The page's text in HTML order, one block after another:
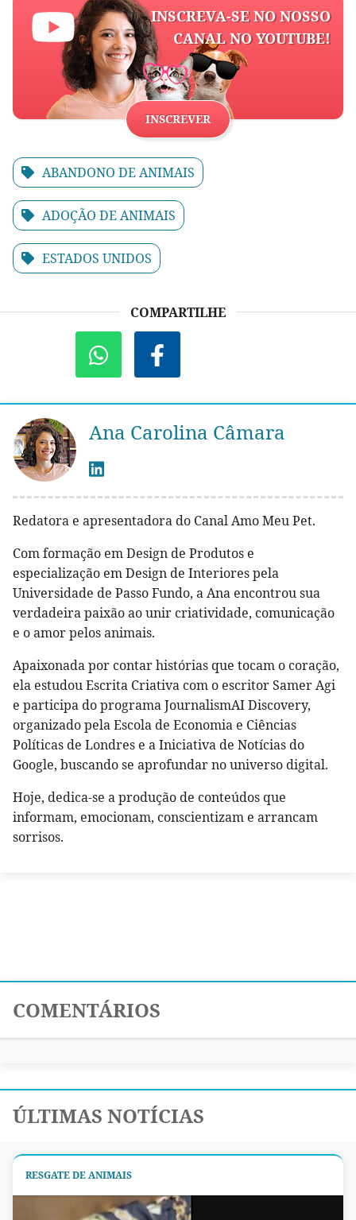
INSCREVA-SE NO NOSSO
CANAL NO YOUTUBE!
INSCREVER
ABANDONO DE ANIMAIS
ADOÇÃO DE ANIMAIS
ESTADOS UNIDOS
COMPARTILHE
Ana Carolina Câmara
Redatora e apresentadora do Canal Amo Meu Pet.
Com formação em Design de Produtos e
especialização em Design de Interiores pela
Universidade de Passo Fundo, a Ana encontrou sua
verdadeira paixão ao unir criatividade, comunicação
e o amor pelos animais.
Apaixonada por contar histórias que tocam o coração,
ela estudou Escrita Criativa com o escritor Samer Agi
e participa do programa JournalismAI Discovery,
organizado pela Escola de Economia e Ciências
Políticas de Londres e a Iniciativa de Notícias do
Google, buscando se aprofundar no universo digital.
Hoje, dedica-se a produção de conteúdos que
informam, emocionam, conscientizam e arrancam
sorrisos.
COMENTÁRIOS
ÚLTIMAS NOTÍCIAS
RESGATE DE ANIMAIS